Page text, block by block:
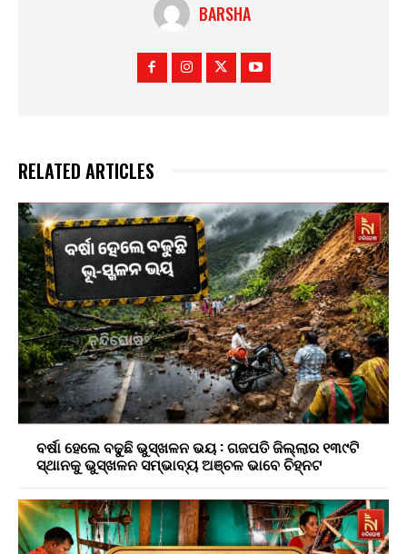
BARSHA
RELATED ARTICLES
ବର୍ଷା ହେଲେ ବଢୁଛି ଭୁସ୍ଖଳନ ଭୟ : ଗଜପତି ଜିଲ୍ଲାର ୧୩୯ଟି
ସ୍ଥାନକୁ ଭୁସ୍ଖଳନ ସମ୍ଭାବ୍ୟ ଅଞ୍ଚଳ ଭାବେ ଚିହ୍ନଟ